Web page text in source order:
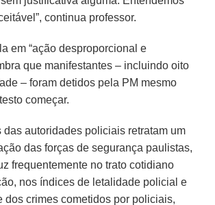
continua professor.
em “ação desproporcional e
que manifestantes – incluindo oito
– foram detidos pela PM mesmo
começar.
das autoridades policiais retratam um
das forças de segurança paulistas,
frequentemente no trato cotidiano
nos índices de letalidade policial e
dos crimes cometidos por policiais,